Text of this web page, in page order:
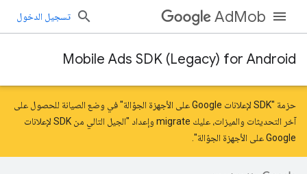
AdMob تسجيل الدخول
Mobile Ads SDK (Legacy) for Android
حزمة "SDK لإعلانات Google على الأجهزة الجوّالة" في وضع الصيانة للحصول على
آخر التحديثات والميزات، عليك migrate و
إعداد "الجيل التالي من SDK لإعلانات
Google على الأجهزة الجوّالة"